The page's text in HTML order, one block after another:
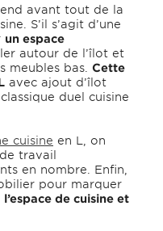
avant tout de la
S’il s’agit d’une
un espace
autour de l’îlot et
meubles bas. Cette
avec ajout d’îlot
duel cuisine
cuisine en L, on
travail
en nombre. Enfin,
pour marquer
l’espace de cuisine et